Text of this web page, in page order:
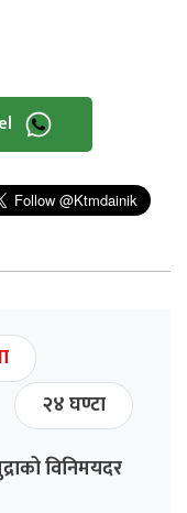
२४ घण्टा
विनिमयदर